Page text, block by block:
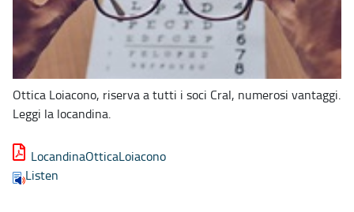
Ottica Loiacono, riserva a tutti i soci Cral, numerosi vantaggi.
Leggi la locandina.
LocandinaOtticaLoiacono
Listen